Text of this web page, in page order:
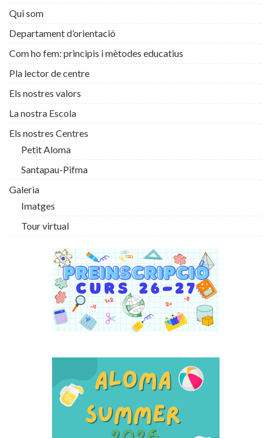
Qui som
Departament d’orientació
Com ho fem: principis i mètodes educatius
Pla lector de centre
Els nostres valors
La nostra Escola
Els nostres Centres
Petit Aloma
Santapau-Pifma
Galeria
Imatges
Tour virtual